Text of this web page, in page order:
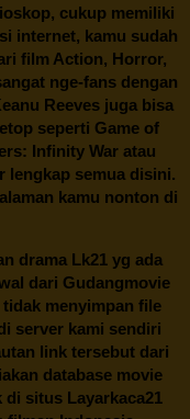
cukup memiliki
internet, kamu sudah
film Action, Horror,
nge-fans dengan
Reeves juga bisa
seperti Game of
Infinity War atau
lengkap semua disini.
kamu nonton di
dramaLk21yg ada
dari Gudangmovie
tidak menyimpan file
server kami sendiri
link tersebut dari
database movie
di situs Layarkaca21